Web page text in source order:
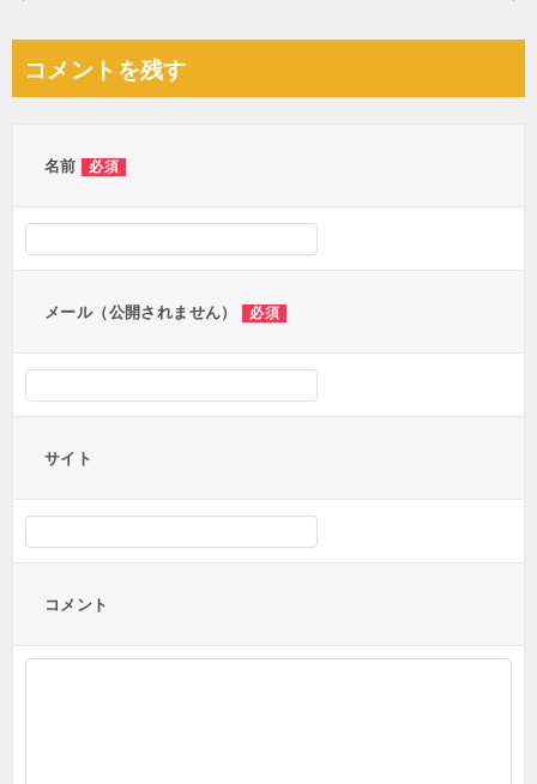
ビ
コメントを残す
名前 必須
メール（公開されません） 必須
サイト
コメント